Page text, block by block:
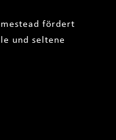
fördert
und seltene